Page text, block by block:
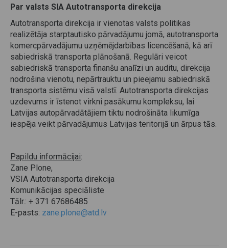
Par valsts SIA Autotransporta direkcija
Autotransporta direkcija ir vienotas valsts politikas
realizētāja starptautisko pārvadājumu jomā, autotransporta
komercpārvadājumu uzņēmējdarbības licencēšanā, kā arī
sabiedriskā transporta plānošanā. Regulāri veicot
sabiedriskā transporta finanšu analīzi un auditu, direkcija
nodrošina vienotu, nepārtrauktu un pieejamu sabiedriskā
transporta sistēmu visā valstī. Autotransporta direkcijas
uzdevums ir īstenot virkni pasākumu kompleksu, lai
Latvijas autopārvadātājiem tiktu nodrošināta likumīga
iespēja veikt pārvadājumus Latvijas teritorijā un ārpus tās.
Papildu informācijai:
Zane Plone,
VSIA Autotransporta direkcija
Komunikācijas speciāliste
Tālr.: + 371 67686485
E-pasts: zane.plone@atd.lv